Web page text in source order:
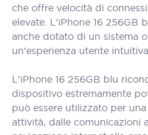
che offre velocità di
elevate. L'iPhone 16 256GB
anche dotato di un sistema
un'esperienza utente
L'iPhone 16 256GB blu
dispositivo estremamente
può essere utilizzato per
attività, dalle comunicazioni